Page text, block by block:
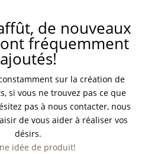
de nouveaux
fréquemment
ajoutés!
sur la création de
si vous ne trouvez pas ce que
pas à nous contacter, nous
de vous aider à réaliser vos
désirs.
idée de produit!